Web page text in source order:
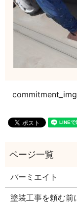
パーミエイト
塗装工事を頼む前